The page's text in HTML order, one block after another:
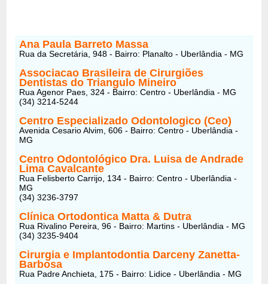
Ana Paula Barreto Massa
Rua da Secretária, 948 - Bairro: Planalto - Uberlândia - MG
Associacao Brasileira de Cirurgiões
Dentistas do Triangulo Mineiro
Rua Agenor Paes, 324 - Bairro: Centro - Uberlândia - MG
(34) 3214-5244
Centro Especializado Odontologico (Ceo)
Avenida Cesario Alvim, 606 - Bairro: Centro - Uberlândia -
MG
Centro Odontológico Dra. Luisa de Andrade
Lima Cavalcante
Rua Felisberto Carrijo, 134 - Bairro: Centro - Uberlândia -
MG
(34) 3236-3797
Clínica Ortodontica Matta & Dutra
Rua Rivalino Pereira, 96 - Bairro: Martins - Uberlândia - MG
(34) 3235-9404
Cirurgia e Implantodontia Darceny Zanetta-
Barbosa
Rua Padre Anchieta, 175 - Bairro: Lidice - Uberlândia - MG